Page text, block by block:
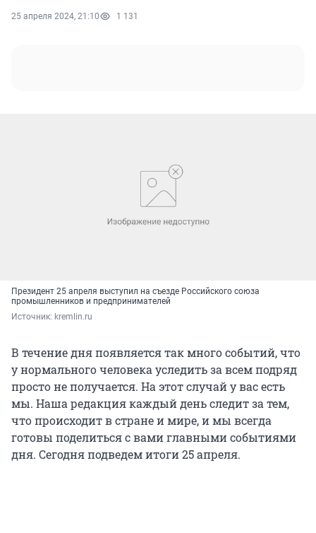
25 апреля 2024, 21:10 1 131
Президент 25 апреля выступил на съезде Российского союза
промышленников и предпринимателей
Источник: kremlin.ru
В течение дня появляется так много событий, что
у нормального человека уследить за всем подряд
просто не получается. На этот случай у вас есть
мы. Наша редакция каждый день следит за тем,
что происходит в стране и мире, и мы всегда
готовы поделиться с вами главными событиями
дня. Сегодня подведем итоги 25 апреля.